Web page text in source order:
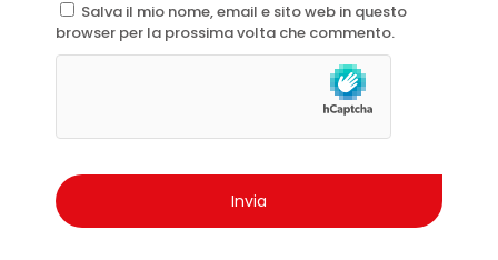
Salva il mio nome, email e sito web in questo
browser per la prossima volta che commento.